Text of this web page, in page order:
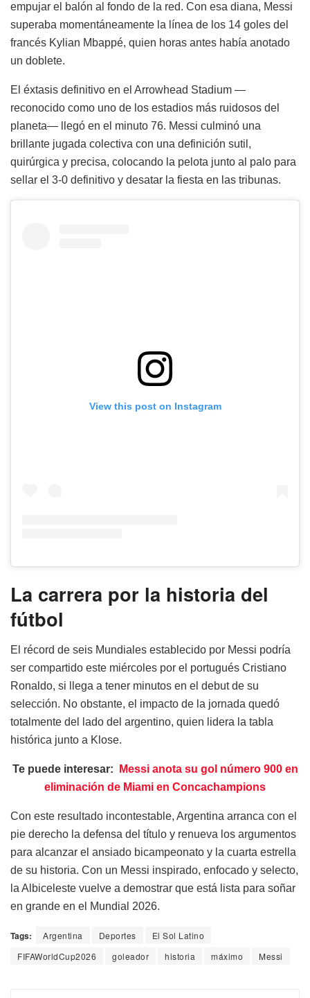
empujar el balón al fondo de la red. Con esa diana, Messi
superaba momentáneamente la línea de los 14 goles del
francés Kylian Mbappé, quien horas antes había anotado
un doblete.
El éxtasis definitivo en el Arrowhead Stadium —
reconocido como uno de los estadios más ruidosos del
planeta— llegó en el minuto 76. Messi culminó una
brillante jugada colectiva con una definición sutil,
quirúrgica y precisa, colocando la pelota junto al palo para
sellar el 3-0 definitivo y desatar la fiesta en las tribunas.
View this post on Instagram
La carrera por la historia del
fútbol
El récord de seis Mundiales establecido por Messi podría
ser compartido este miércoles por el portugués Cristiano
Ronaldo, si llega a tener minutos en el debut de su
selección. No obstante, el impacto de la jornada quedó
totalmente del lado del argentino, quien lidera la tabla
histórica junto a Klose.
Te puede interesar:
Messi anota su gol número 900 en
eliminación de Miami en Concachampions
Con este resultado incontestable, Argentina arranca con el
pie derecho la defensa del título y renueva los argumentos
para alcanzar el ansiado bicampeonato y la cuarta estrella
de su historia. Con un Messi inspirado, enfocado y selecto,
la Albiceleste vuelve a demostrar que está lista para soñar
en grande en el Mundial 2026.
Tags: Argentina Deportes
El Sol Latino
FIFAWorldCup2026
goleador historia máximo Messi